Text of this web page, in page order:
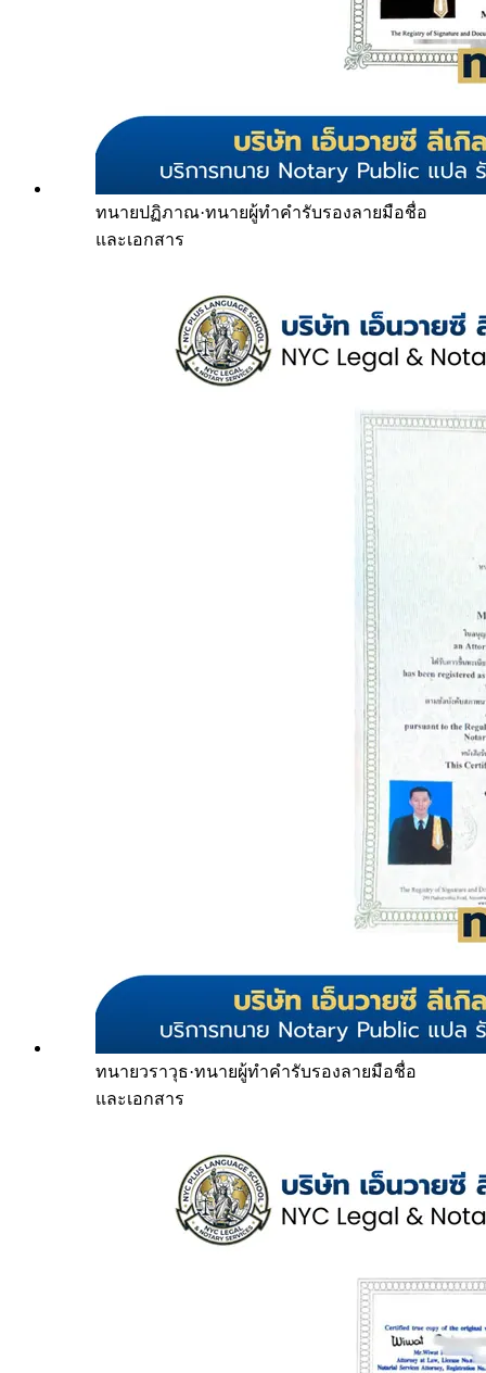
ทนายปฏิภาณ·ทนายผู้ทำคำรับรองลายมือชื่อ
และเอกสาร
ทนายวราวุธ·ทนายผู้ทำคำรับรองลายมือชื่อ
และเอกสาร